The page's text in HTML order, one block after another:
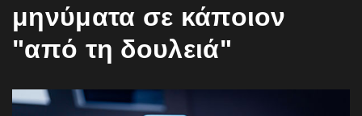
μηνύματα σε κάποιον
"από τη δουλειά"